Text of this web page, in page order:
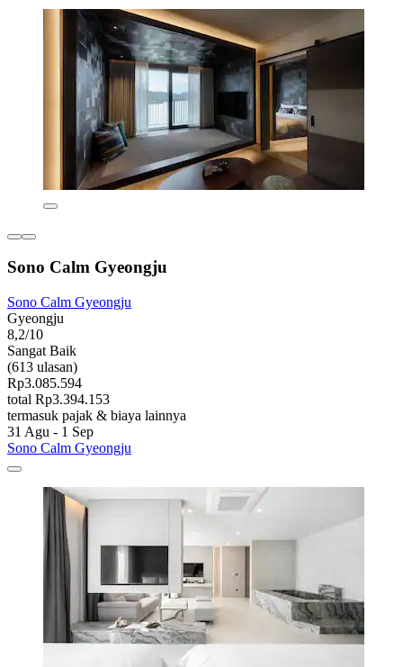
Sono Calm Gyeongju
Sono Calm Gyeongju
Gyeongju
8,2/10
Sangat Baik
(613 ulasan)
Rp3.085.594
total Rp3.394.153
termasuk pajak & biaya lainnya
31 Agu - 1 Sep
Sono Calm Gyeongju